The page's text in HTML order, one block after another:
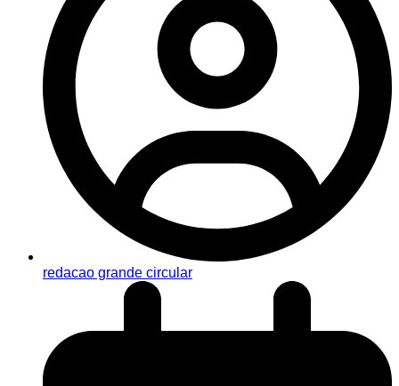
redacao grande circular